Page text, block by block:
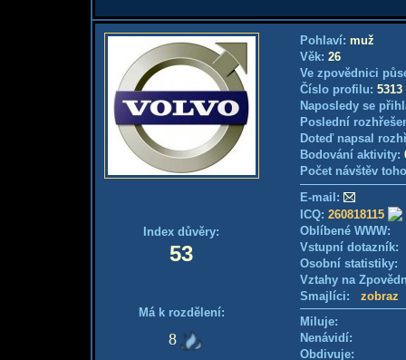
Index důvěry:
53
Má k rozdělení:
8
Pohlaví: muž
Věk: 26
Ve zpovědnici
Číslo profilu: 5313
Naposledy se
Poslední
Doteď napsal
Bodování aktivity:
Počet návštěv
E-mail:
ICQ: 260818115
Oblíbené WWW:
Vstupní
Osobní
Vztahy na
Smajlíci: zobraz
Miluje:
Nenávidí:
Obdivuje: